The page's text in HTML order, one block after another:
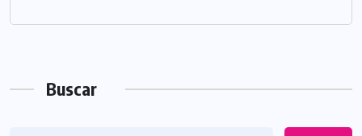
Buscar